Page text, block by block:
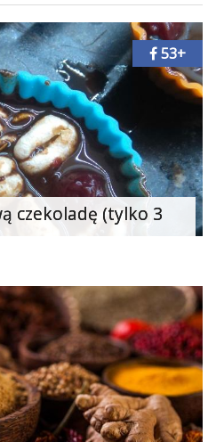
czekoladę (tylko 3
53+